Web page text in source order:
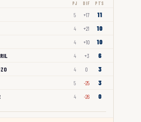
PJ DIF PTS
5 +17 11
4 +21 10
4 +10 10
4 +3 6
4 0 3
5 -25 3
4 -26 0